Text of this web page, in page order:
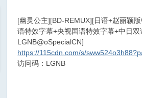
[幽灵公主][BD-REMUX][日语+赵丽颖
语特效字幕+央视国语特效字幕+中日
LGNB@oSpecialCN]
https://115cdn.com/s/
访问码：LGNB